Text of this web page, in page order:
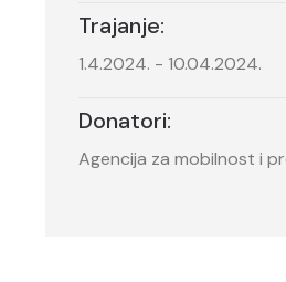
Trajanje:
1.4.2024. - 10.04.2024.
Donatori:
Agencija za mobilnost i